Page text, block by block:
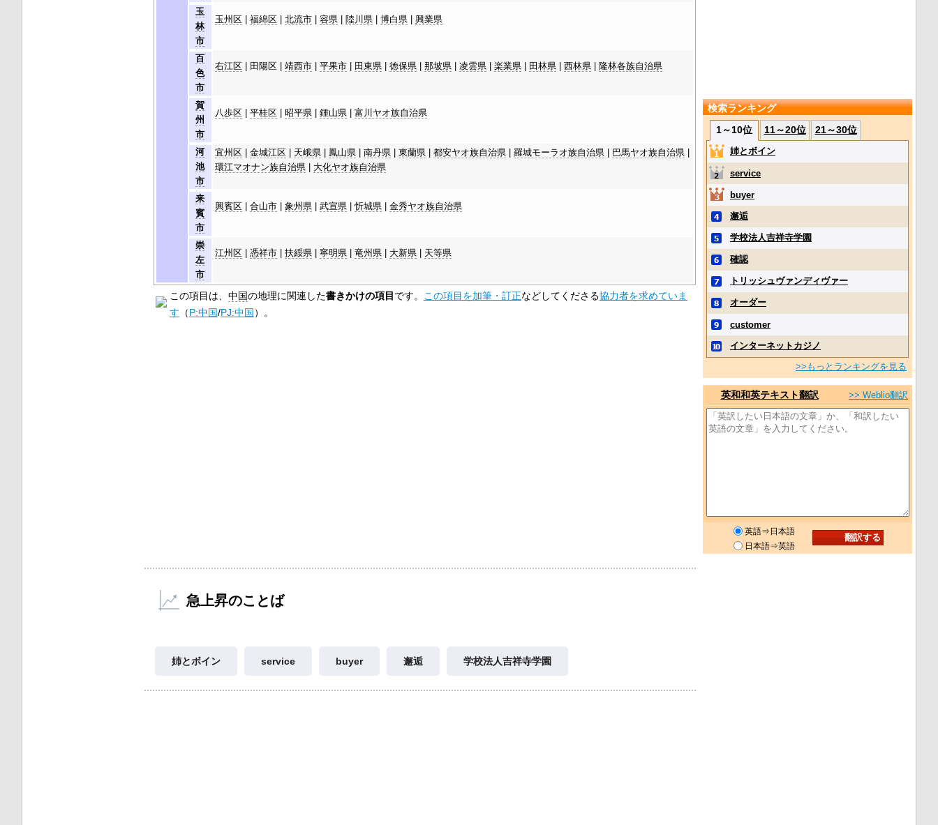
玉
林
市
玉州区 |福綿区 |北流市 |容県 陸川県 |博白県 |興業県
百
色
市
右江区 田陽区 |靖西市 |平果市 田東県 |徳保県 |那坡県 |凌雲県 |楽業県 田林県 |西林県 隆林各族自治県
賀
州
市
八歩区 |平桂区 昭平県 |鍾山県 |富川ヤオ族自治県
河
池
市
宜州区 |金城江区 天峨県 鳳山県 |南丹県 |東蘭県 |都安ヤオ族自治県 |羅城モーラオ族自治県 巴馬ヤオ族自治県
環江マオナン族自治県
大化ヤオ族自治県
来
賓
市
興賓区 |合山市 |象州県 |武宣県 |忻城県 |金秀ヤオ族自治県
崇
左
市
江州区 憑祥市 |扶綏県 |寧明県 |竜州県 大新県 天等県
この項目は、 中国の地理に関連した書きかけの項目です。 この項目を加筆・訂正などしてくださる協力者を求めていま
す （P:中国/PJ:中国）。
急上昇のことば
姉とボイン service buyer 邂逅 学校法人吉祥寺学園
検索ランキング
1～10位
11～20位 21～30位
姉とボイン
service
buyer
邂逅
学校法人吉祥寺学園
確認
トリッシュヴァンディヴァー
オーダー
customer
インターネットカジノ
>>もっとランキングを見る
英和和英テキスト翻訳 >> Weblio翻訳
英語⇒日本語
日本語⇒英語